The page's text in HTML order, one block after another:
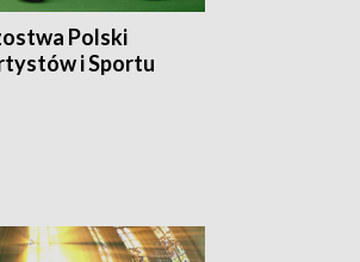
Polski
i Sportu